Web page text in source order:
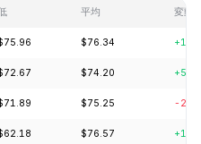
平均 変動
$76.34
$74.20
$75.25 -
$76.57